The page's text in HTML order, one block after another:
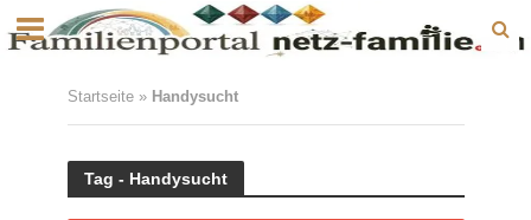
Startseite» Handysucht
Tag - Handysucht